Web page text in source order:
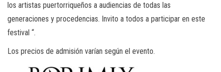
los artistas puertorriqueños a audiencias de todas las
generaciones y procedencias. Invito a todos a participar en este
festival “.
Los precios de admisión varían según el evento.